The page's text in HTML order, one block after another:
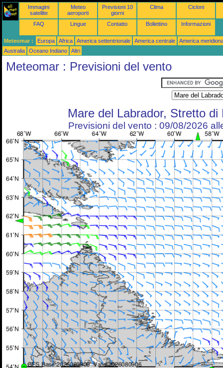
Immagini
satellite
Meteo
aeroporti
Previsioni 10
giorni
Clima Cicloni
FAQ Lingue Contatto Bollettino Informazioni
Meteomar : Europa Africa America settentrionale America centrale
America
Australia
Oceano Indiano Altri
Meteomar : Previsioni del vento
Mare del Labrador, Stretto di
Previsioni del vento : 09/08/2026